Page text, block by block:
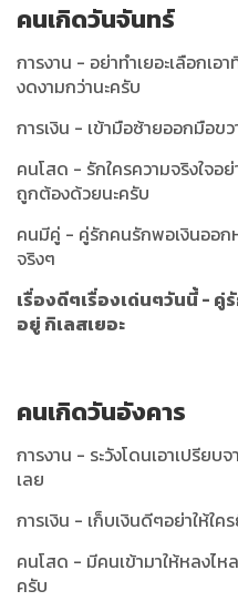
คนเกิดวันจันทร์
การงาน - อย่าทำเยอะเลือกเอ
งดงามกว่านะครับ
การเงิน - เข้ามือซ้ายออกมือข
คนโสด - รักใครความจริงใจ
ถูกต้องด้วยนะครับ
คนมีคู่ - คู่รักคนรักพอเงินออก
จริงๆ
เรื่องดีๆเรื่องเด่นๆวันนี้ - คู่
อยู่ กิเลสเยอะ
คนเกิดวันอังคาร
การงาน - ระวังโดนเอาเปรีย
เลย
การเงิน - เก็บเงินดีๆอย่าให้ใค
คนโสด - มีคนเข้ามาให้หลงไห
ครับ